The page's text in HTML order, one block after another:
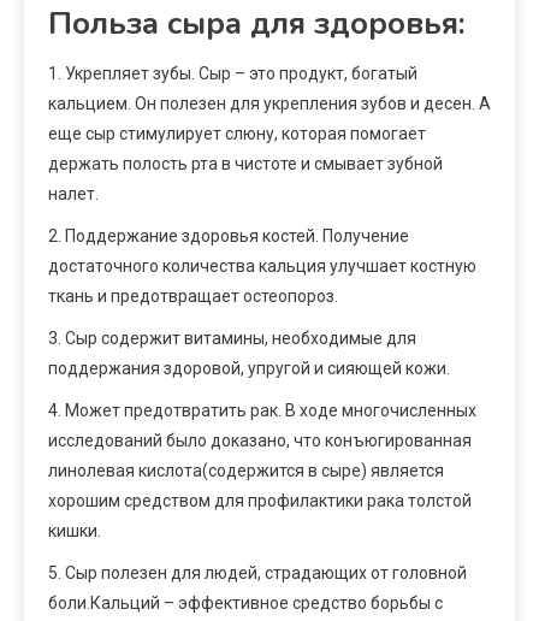
Польза сыра для здоровья:
1. Укрепляет зубы. Сыр – это продукт, богатый
кальцием. Он полезен для укрепления зубов и десен. А
еще сыр стимулирует слюну, которая помогает
держать полость рта в чистоте и смывает зубной
налет.
2. Поддержание здоровья костей. Получение
достаточного количества кальция улучшает костную
ткань и предотвращает остеопороз.
3. Сыр содержит витамины, необходимые для
поддержания здоровой, упругой и сияющей кожи.
4. Может предотвратить рак. В ходе многочисленных
исследований было доказано, что конъюгированная
линолевая кислота(содержится в сыре) является
хорошим средством для профилактики рака толстой
кишки.
5. Сыр полезен для людей, страдающих от головной
боли.Кальций – эффективное средство борьбы с